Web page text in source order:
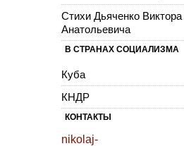
Стихи Дьяченко Виктора
Анатольевича
В СТРАНАХ СОЦИАЛИЗМА
Куба
КНДР
КОНТАКТЫ
nikolaj-